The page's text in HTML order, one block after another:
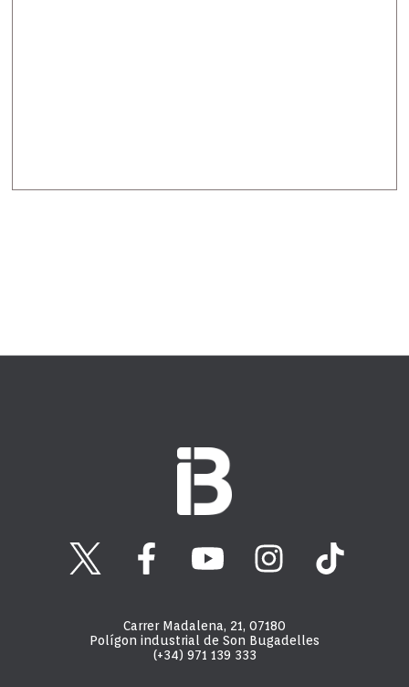
Carrer Madalena, 21, 07180
Polígon industrial de Son Bugadelles
(+34) 971 139 333